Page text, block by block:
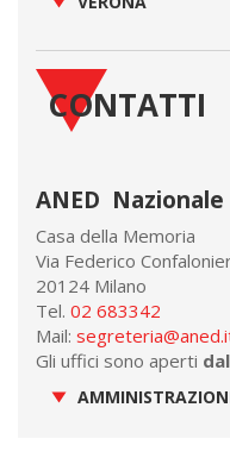
CONTATTI
ANED Nazionale
Casa della Memoria
Via Federico
20124 Milano
Tel. 02 683342
Mail:
Gli uffici sono aperti